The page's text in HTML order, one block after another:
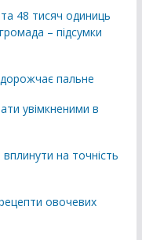
48 тисяч одиниць
– підсумки
дорожчає пальне
увімкненими в
на точність
овочевих